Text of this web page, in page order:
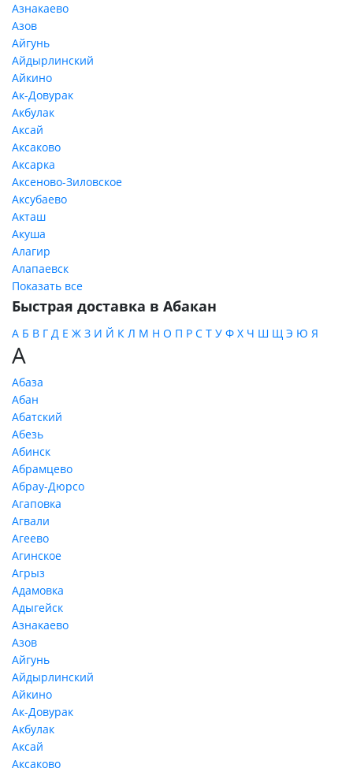
Азнакаево
Азов
Айгунь
Айдырлинский
Айкино
Ак-Довурак
Акбулак
Аксай
Аксаково
Аксарка
Аксеново-Зиловское
Аксубаево
Акташ
Акуша
Алагир
Алапаевск
Показать все
Быстрая доставка в Абакан
А Б В Г Д Е Ж З И Й К Л М Н О П Р С Т У Ф Х Ч Ш Щ Э Ю Я
А
Абаза
Абан
Абатский
Абезь
Абинск
Абрамцево
Абрау-Дюрсо
Агаповка
Агвали
Агеево
Агинское
Агрыз
Адамовка
Адыгейск
Азнакаево
Азов
Айгунь
Айдырлинский
Айкино
Ак-Довурак
Акбулак
Аксай
Аксаково